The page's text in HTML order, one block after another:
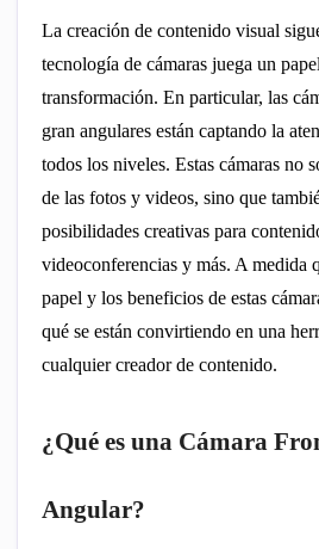
La creación de contenido visual
tecnología de cámaras juega un
transformación. En particular, las
gran angulares están captando la
todos los niveles. Estas cámaras no
de las fotos y videos, sino que
posibilidades creativas para
videoconferencias y más. A medida
papel y los beneficios de estas
qué se están convirtiendo en una
cualquier creador de contenido.
¿Qué es una Cámara
Angular?